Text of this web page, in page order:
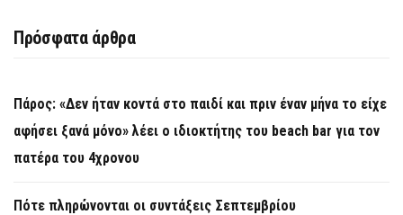
Πρόσφατα άρθρα
Πάρος: «Δεν ήταν κοντά στο παιδί και πριν έναν μήνα το είχε
αφήσει ξανά μόνο» λέει ο ιδιοκτήτης του beach bar για τον
πατέρα του 4χρονου
Πότε πληρώνονται οι συντάξεις Σεπτεμβρίου